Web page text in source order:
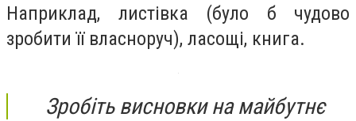
Наприклад, листівка (було б чудово
зробити її власноруч), ласощі, книга.
Зробіть висновки на майбутнє